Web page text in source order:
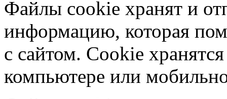
Файлы cookie хранят и
информацию, которая
с сайтом. Сookie
компьютере или